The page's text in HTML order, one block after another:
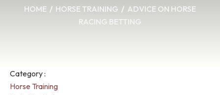
HOME HORSE TRAINING
ADVICE ON HORSE
RACING BETTING
Category :
Horse Training